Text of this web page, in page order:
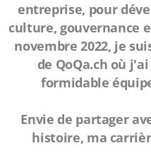
entreprise, pour
culture, gouvernance
novembre 2022, je
de QoQa.ch où
formidable
Envie de partager
histoire, ma